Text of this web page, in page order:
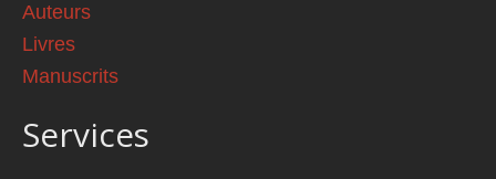
Auteurs
Livres
Manuscrits
Services